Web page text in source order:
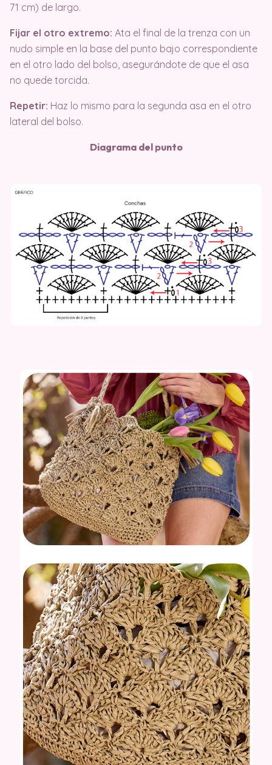
71 cm) de largo.
Fijar el otro extremo: Ata el final de la trenza con un
nudo simple en la base del punto bajo correspondiente
en el otro lado del bolso, asegurándote de que el asa
no quede torcida.
Repetir: Haz lo mismo para la segunda asa en el otro
lateral del bolso.
Diagrama del punto